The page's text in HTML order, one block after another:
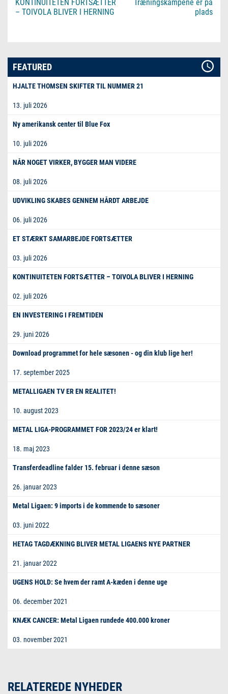
KONTINUITETEN FORTSÆTTER
– TOIVOLA BLIVER I HERNING
Træningskampene er på
plads
FEATURED
HJALTE THOMSEN SKIFTER TIL NUMMER 21
13. juli 2026
Ny amerikansk center til Blue Fox
10. juli 2026
NÅR NOGET VIRKER, BYGGER MAN VIDERE
08. juli 2026
UDVIKLING SKABES GENNEM HÅRDT ARBEJDE
06. juli 2026
ET STÆRKT SAMARBEJDE FORTSÆTTER
03. juli 2026
KONTINUITETEN FORTSÆTTER – TOIVOLA BLIVER I HERNING
02. juli 2026
EN INVESTERING I FREMTIDEN
29. juni 2026
Download programmet for hele sæsonen - og din klub lige her!
17. september 2025
METALLIGAEN TV ER EN REALITET!
10. august 2023
METAL LIGA-PROGRAMMET FOR 2023/24 er klart!
18. maj 2023
Transferdeadline falder 15. februar i denne sæson
26. januar 2023
Metal Ligaen: 9 imports i de kommende to sæsoner
03. juni 2022
HETAG TAGDÆKNING BLIVER METAL LIGAENS NYE PARTNER
21. januar 2022
UGENS HOLD: Se hvem der ramt A-kæden i denne uge
06. december 2021
KNÆK CANCER: Metal Ligaen rundede 400.000 kroner
03. november 2021
RELATEREDE NYHEDER